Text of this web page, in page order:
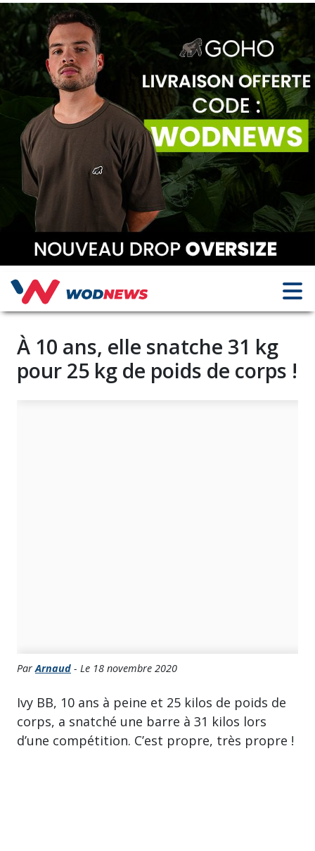
À 10 ans, elle snatche 31 kg
pour 25 kg de poids de corps !
ParArnaud - Le 18 novembre 2020
Ivy BB, 10 ans à peine et 25 kilos de poids de
corps, a snatché une barre à 31 kilos lors
d’une compétition. C’est propre, très propre !